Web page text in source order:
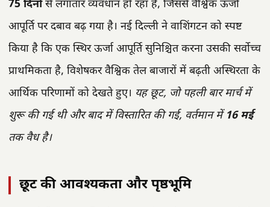
75 दिनोंसे लगातार व्यवधान हो रहा है, जिससे वैश्विक ऊर्जा
आपूर्ति पर दबाव बढ़ गया है। नई दिल्ली ने वाशिंगटन को स्पष्ट
किया है कि एक स्थिर ऊर्जा आपूर्ति सुनिश्चित करना उसकी सर्वोच्च
प्राथमिकता है, विशेषकर वैश्विक तेल बाजारों में बढ़ती अस्थिरता के
आर्थिक परिणामों को देखते हुए। यह छूट, जो पहली बार मार्च में
शुरू की गई थी और बाद में विस्तारित की गई, वर्तमान में 16 मई
तक वैध है।
छूट की आवश्यकता और पृष्ठभूमि